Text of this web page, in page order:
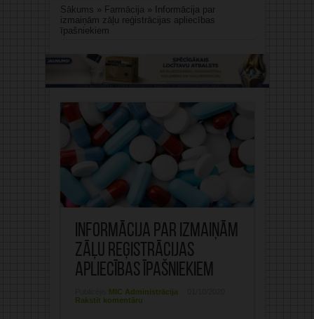
Sākums » Farmācija»
Informācija par
izmaiņām zāļu reģistrācijas apliecības
īpašniekiem
Informācija par izmaiņām
zāļu reģistrācijas
apliecības īpašniekiem
MIC Administrācija
Rakstīt komentāru